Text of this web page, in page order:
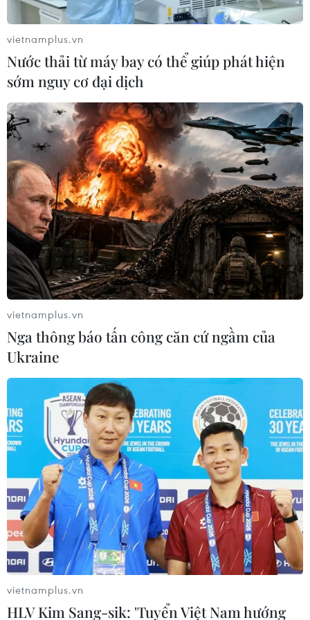
phát bệnh tả do ký sinh
trùng cyclospora
24/07/2026 05:44
quả trứng do nguy cơ
nhiễm khuẩn Salmonella
24/07/2026 05:34
Venezuela ghi nhận 3 ca tử
vong do virus Hanta
22/07/2026 06:57
Sản phụ ở Australia sinh 4
bé gái cùng trứng theo
cách hoàn toàn tự nhiên
Thành phố Hồ Chí Minh: 5
người tử vong vì bệnh dại
trong 6 tháng đầu năm
20/07/2026 05:41
Vụ ngạt khí tại trang trại
heo ở Thanh Hóa: 5 người
tử vong, nhiều nạn nhân
cấp cứu
20/07/2026 04:17
vietnamplus.vn
Nước thải từ máy bay có thể giúp phát hiện
sớm nguy cơ đại dịch
vietnamplus.vn
Nga thông báo tấn công căn cứ ngầm của
Ukraine
vietnamplus.vn
HLV Kim Sang-sik: 'Tuyển Việt Nam hướng